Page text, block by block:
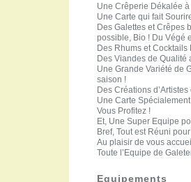
Une Crêperie Dékalée
Une Carte qui fait
Des Galettes et Crêpes
possible, Bio ! Du Végé
Des Rhums et Cocktails
Des Viandes de
Une Grande Variété de
saison !
Des Créations
Une Carte
Vous Profitez !
Et, Une Super Equipe
Bref, Tout est Réuni
Au plaisir de vous
Toute l’Equipe de
Equipements